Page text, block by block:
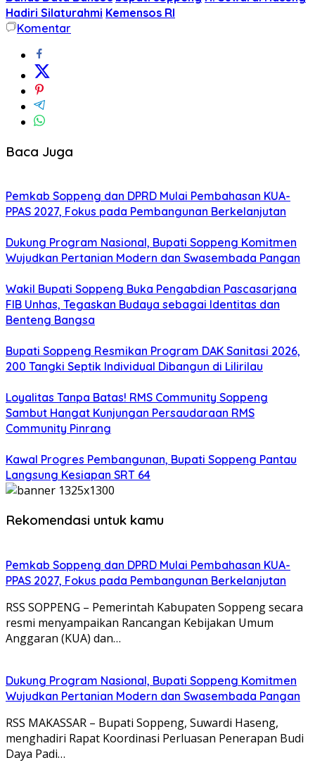
Hadiri Silaturahmi Kemensos RI
Komentar
Baca Juga
Pemkab Soppeng dan DPRD Mulai Pembahasan KUA-
PPAS 2027, Fokus pada Pembangunan Berkelanjutan
Dukung Program Nasional, Bupati Soppeng Komitmen
Wujudkan Pertanian Modern dan Swasembada Pangan
Wakil Bupati Soppeng Buka Pengabdian Pascasarjana
FIB Unhas, Tegaskan Budaya sebagai Identitas dan
Benteng Bangsa
Bupati Soppeng Resmikan Program DAK Sanitasi 2026,
200 Tangki Septik Individual Dibangun di Lilirilau
Loyalitas Tanpa Batas! RMS Community Soppeng
Sambut Hangat Kunjungan Persaudaraan RMS
Community Pinrang
Kawal Progres Pembangunan, Bupati Soppeng Pantau
Langsung Kesiapan SRT 64
Rekomendasi untuk kamu
Pemkab Soppeng dan DPRD Mulai Pembahasan KUA-
PPAS 2027, Fokus pada Pembangunan Berkelanjutan
RSS SOPPENG – Pemerintah Kabupaten Soppeng secara
resmi menyampaikan Rancangan Kebijakan Umum
Anggaran (KUA) dan…
Dukung Program Nasional, Bupati Soppeng Komitmen
Wujudkan Pertanian Modern dan Swasembada Pangan
RSS MAKASSAR – Bupati Soppeng, Suwardi Haseng,
menghadiri Rapat Koordinasi Perluasan Penerapan Budi
Daya Padi…